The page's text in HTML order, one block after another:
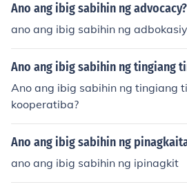
Ano ang ibig sabihin ng advocacy?
ano ang ibig sabihin ng
Ano ang ibig sabihin ng tingiang
Ano ang ibig sabihin ng tingiang
kooperatiba?
Ano ang ibig sabihin ng
ano ang ibig sabihin ng ipinagkit